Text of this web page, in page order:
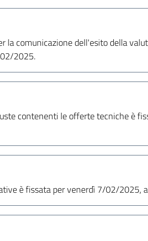
la comunicazione dell'esito della
2025.
contenenti le offerte tecniche è
è fissata per venerdì 7/02/2025,